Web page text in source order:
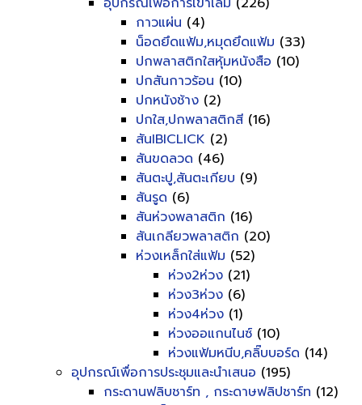
กาวแผ่น (4)
น็อดยึดแฟ้ม,หมุดยึดแฟ้ม (33)
ปกพลาสติกใสหุ้มหนังสือ (10)
ปกสันกาวร้อน (10)
ปกหนังช้าง (2)
ปกใส,ปกพลาสติกสี (16)
สันIBICLICK (2)
สันขดลวด (46)
สันตะปู,สันตะเกียบ (9)
สันรูด (6)
สันห่วงพลาสติก (16)
สันเกลียวพลาสติก (20)
ห่วงเหล็กใส่แฟ้ม (52)
ห่วง2ห่วง (21)
ห่วง3ห่วง (6)
ห่วง4ห่วง (1)
ห่วงออแกนไนซ์ (10)
ห่วงแฟ้มหนีบ,คลิ๊บบอร์ด (14)
อุปกรณ์เพื่อการประชุมและนำเสนอ (195)
กระดานฟลิบชาร์ท , กระดาษฟลิปชาร์ท (12)